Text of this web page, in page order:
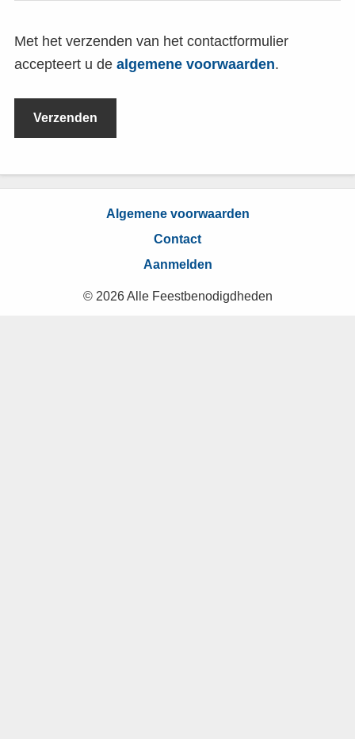
Met het verzenden van het contactformulier
accepteert u de algemene voorwaarden.
Algemene voorwaarden
Contact
Aanmelden
© 2026 Alle Feestbenodigdheden